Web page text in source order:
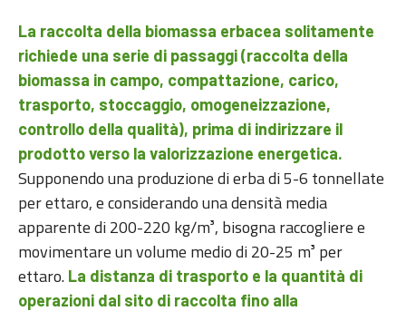
La raccolta della biomassa erbacea solitamente
richiede una serie di passaggi (raccolta della
biomassa in campo, compattazione, carico,
trasporto, stoccaggio, omogeneizzazione,
controllo della qualità), prima di indirizzare il
prodotto verso la valorizzazione energetica.
Supponendo una produzione di erba di 5-6 tonnellate
per ettaro, e considerando una densità media
apparente di 200-220 kg/m³, bisogna raccogliere e
movimentare un volume medio di 20-25 m³ per
ettaro. La distanza di trasporto e la quantità di
operazioni dal sito di raccolta fino alla